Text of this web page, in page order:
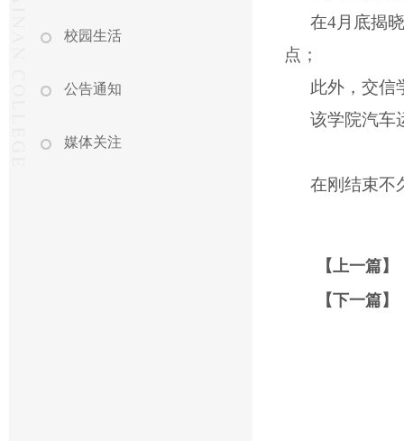
校园生活
公告通知
媒体关注
在4月底揭
点；
此外，交信
该学院汽车
在刚结束不
【上一篇】
【下一篇】